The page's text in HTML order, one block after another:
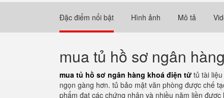
Đặc điểm nổi bật Hình ảnh Mô tả
mua tủ hồ sơ ngân
mua tủ hồ sơ ngân hàng khoá điện tử tủ tài
ngọn gàng hơn. tủ bảo mật văn phòng được chế
phẩm đạt các chứng nhận và nhiều năm liền